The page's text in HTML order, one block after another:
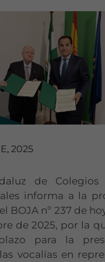
2025
de Colegios
informa a la
BOJA nº 237 de
de 2025, por la
para la
vocalías en